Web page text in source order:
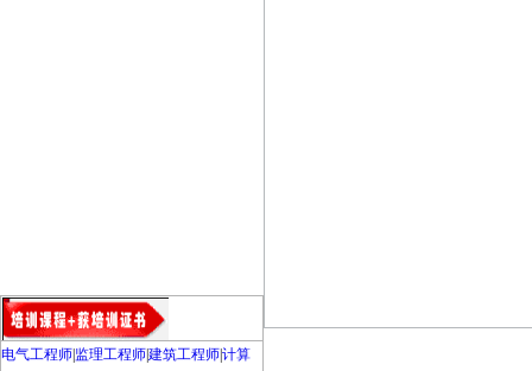
电气工程师 监理工程师建筑工程师计算